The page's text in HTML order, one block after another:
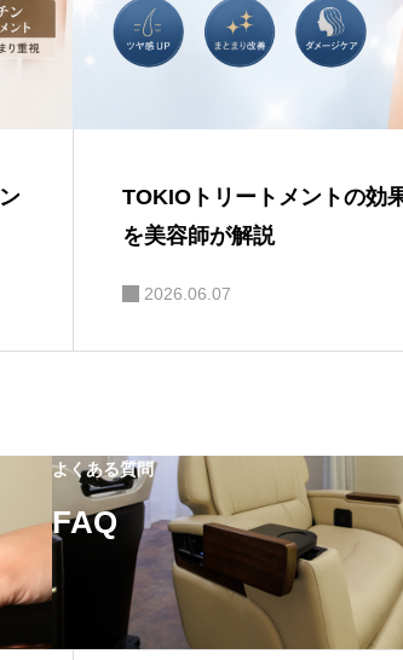
TOKIOトリートメントの効
を美容師が解説
2026.06.07
よくある質問
FAQ